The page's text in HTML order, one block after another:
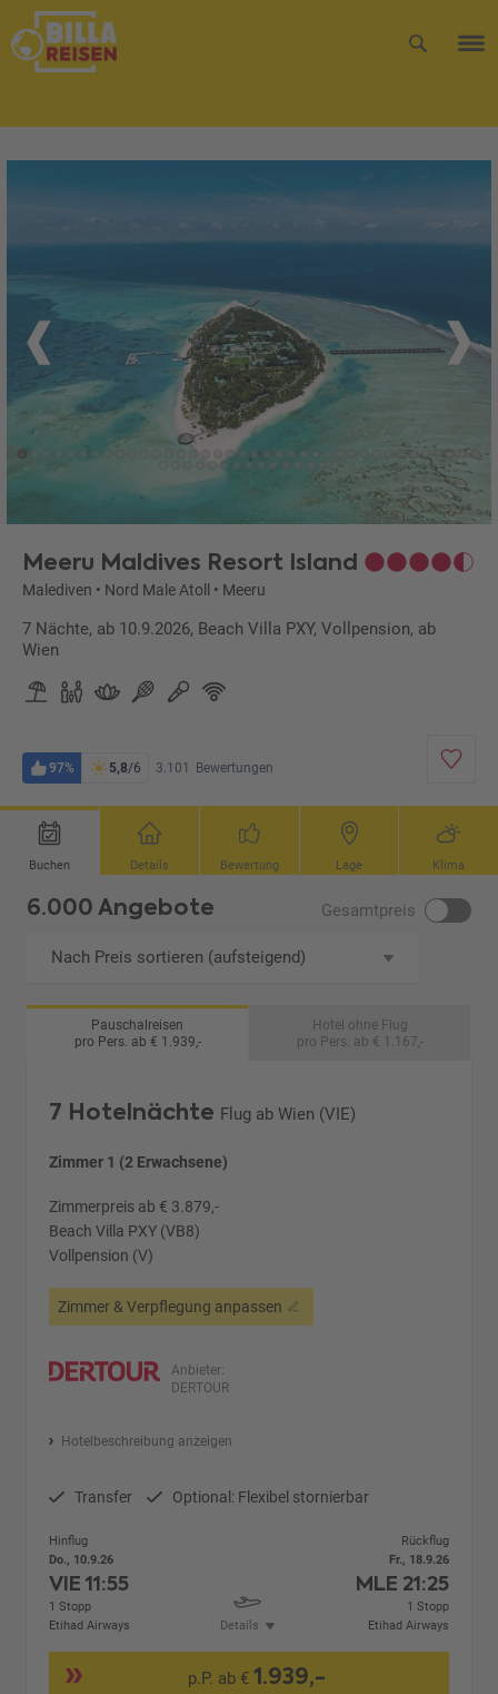
Meeru Maldives Resort Island
Malediven • Nord Male Atoll • Meeru
7 Nächte, ab 10.9.2026, Beach Villa PXY, Vollpension, ab
Wien
97% 5,8/6 3.101 Bewertungen
Buchen Details Bewertung Lage Klima
6.000 Angebote Gesamtpreis
Nach Preis sortieren (aufsteigend)
Pauschalreisen
pro Pers. ab € 1.939,-
Hotel ohne Flug
pro Pers. ab € 1.167,-
7 Hotelnächte Flug ab Wien (VIE)
Zimmer 1 (2 Erwachsene)
Zimmerpreis ab € 3.879,-
Beach Villa PXY (VB8)
Vollpension (V)
Zimmer & Verpflegung anpassen
Anbieter:
DERTOUR
Hotelbeschreibung anzeigen
Transfer Optional: Flexibel stornierbar
Hinflug
Do., 10.9.26
VIE11:55
1 Stopp
Etihad Airways
Details
Rückflug
Fr., 18.9.26
MLE 21:25
1 Stopp
Etihad Airways
p.P. ab €1.939,-